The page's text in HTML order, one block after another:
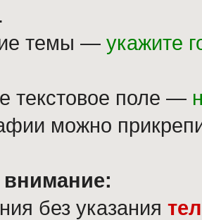
темы — укажите
текстовое поле —
можно
без указания